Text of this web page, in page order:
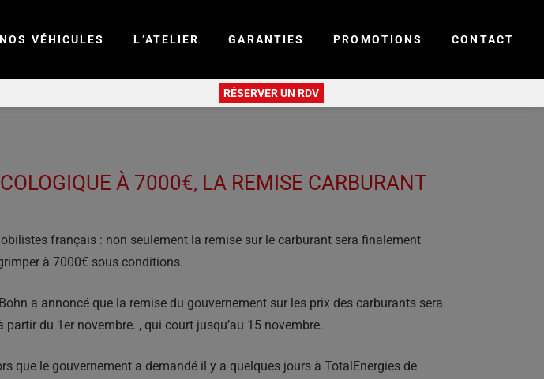
NOS VÉHICULES L’ATELIER GARANTIES PROMOTIONS CONTACT
RÉSERVER UN RDV
À 7000€, LA REMISE CARBURANT
français : non seulement la remise sur le carburant sera finalement
à 7000€ sous conditions.
a annoncé que la remise du gouvernement sur les prix des carburants sera
du 1er novembre. , qui court jusqu’au 15 novembre.
que le gouvernement a demandé il y a quelques jours à TotalEnergies de